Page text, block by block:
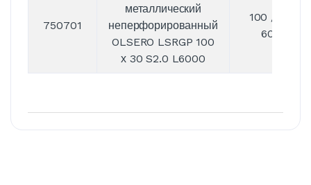
750701
металлический
неперфорированный
OLSERO LSRGP 100
х 30 S2.0 L6000
100 / 30 /
6000